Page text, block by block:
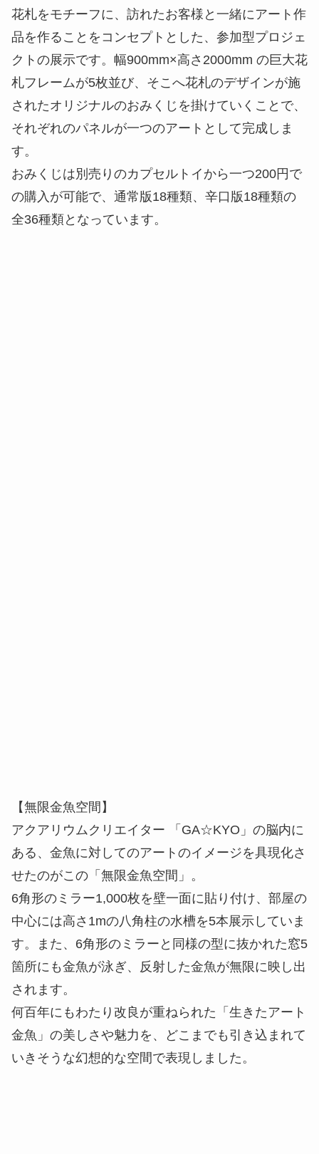
花札をモチーフに、訪れたお客様と一緒にアート作
品を作ることをコンセプトとした、参加型プロジェ
クトの展示です。幅900mm×高さ2000mm の巨大花
札フレームが5枚並び、そこへ花札のデザインが施
されたオリジナルのおみくじを掛けていくことで、
それぞれのパネルが一つのアートとして完成しま
す。
おみくじは別売りのカプセルトイから一つ200円で
の購入が可能で、通常版18種類、辛口版18種類の
全36種類となっています。
【無限金魚空間】
アクアリウムクリエイター 「GA☆KYO」の脳内に
ある、金魚に対してのアートのイメージを具現化さ
せたのがこの「無限金魚空間」。
6角形のミラー1,000枚を壁一面に貼り付け、部屋の
中心には高さ1mの八角柱の水槽を5本展示していま
す。また、6角形のミラーと同様の型に抜かれた窓5
箇所にも金魚が泳ぎ、反射した金魚が無限に映し出
されます。
何百年にもわたり改良が重ねられた「生きたアート
金魚」の美しさや魅力を、どこまでも引き込まれて
いきそうな幻想的な空間で表現しました。